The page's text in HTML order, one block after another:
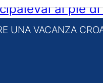
Vai al piè
UNA VACANZA